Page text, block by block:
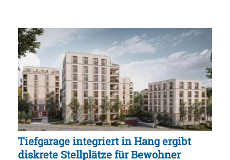
Tiefgarage integriert in Hang ergibt
diskrete Stellplätze für Bewohner